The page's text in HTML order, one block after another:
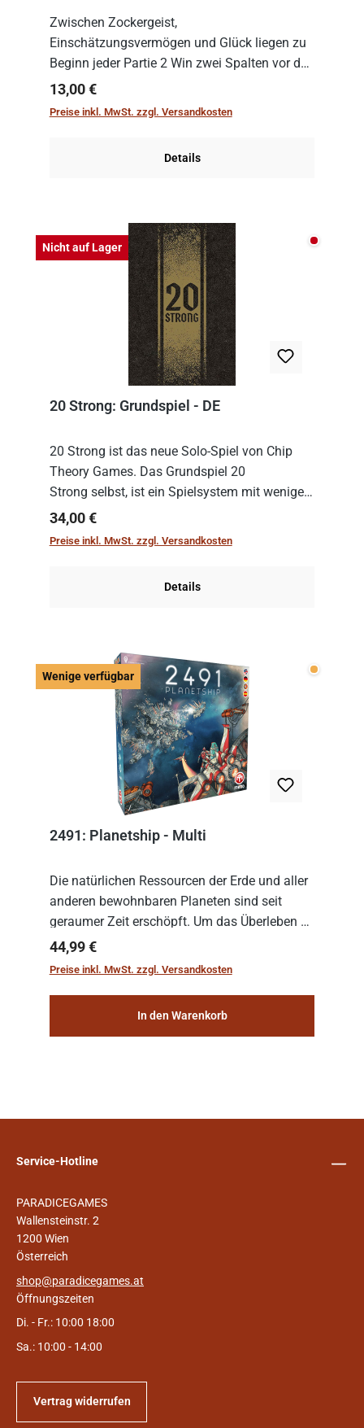
Zwischen Zockergeist,
Einschätzungsvermögen und Glück liegen zu
Beginn jeder Partie 2 Win zwei Spalten vor den
Spielenden aus, die es in die Höhe zu treiben
gilt. Doch das geht natürlich nur, solange man
Regulärer Preis:
13,00 €
Preise inkl. MwSt. zzgl. Versandkosten
Details
Nicht auf Lager Nicht
20 Strong: Grundspiel - DE
20 Strong ist das neue Solo-Spiel von Chip
Theory Games. Das Grundspiel 20
Strong selbst, ist ein Spielsystem mit wenigen,
einfachen Regeln. Um es zu spielen, muss es
immer mit einem Themenset ergänzt werden.
Regulärer Preis:
34,00 €
Preise inkl. MwSt. zzgl. Versandkosten
Details
Wenige verfügbar Wenige
2491: Planetship - Multi
Die natürlichen Ressourcen der Erde und aller
anderen bewohnbaren Planeten sind seit
geraumer Zeit erschöpft. Um das Überleben zu
sichern, wurden die sogenannten
„Weltenschiffe“ gebaut. Auf diesen
Regulärer Preis:
44,99 €
Preise inkl. MwSt. zzgl. Versandkosten
In den Warenkorb
Service-Hotline
PARADICEGAMES
Wallensteinstr. 2
1200 Wien
Österreich
shop@paradicegames.at
Öffnungszeiten
Di. - Fr.: 10:00 18:00
Sa.: 10:00 - 14:00
Vertrag widerrufen